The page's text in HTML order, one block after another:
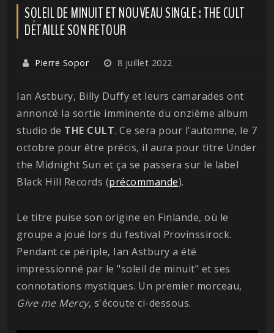
SOLEIL DE MINUIT ET NOUVEAU SINGLE : THE CULT
DÉTAILLE SON RETOUR
Pierre Sopor 8 juillet 2022
Ian Astbury, Billy Duffy et leurs camarades ont
annoncé la sortie imminente du onzième album
studio de THE CULT. Ce sera pour l'automne, le 7
octobre pour être précis, il aura pour titre Under
the Midnight Sun et ça se passera sur le label
Black Hill Records (précommande).
Le titre puise son origine en Finlande, où le
groupe a joué lors du festival Provinssirock.
Pendant ce périple, Ian Astbury a été
impressionné par le "soleil de minuit" et ses
connotations mystiques. Un premier morceau,
Give me Mercy, s'écoute ci-dessous.